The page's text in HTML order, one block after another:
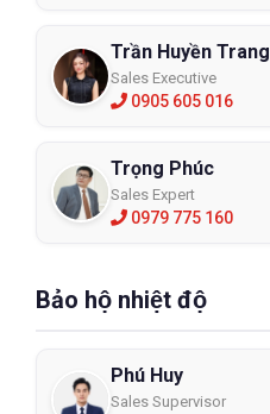
Trần Huyền Trang
Sales Executive
0905 605 016
Trọng Phúc
Sales Expert
0979 775 160
Bảo hộ nhiệt độ
Phú Huy
Sales Supervisor